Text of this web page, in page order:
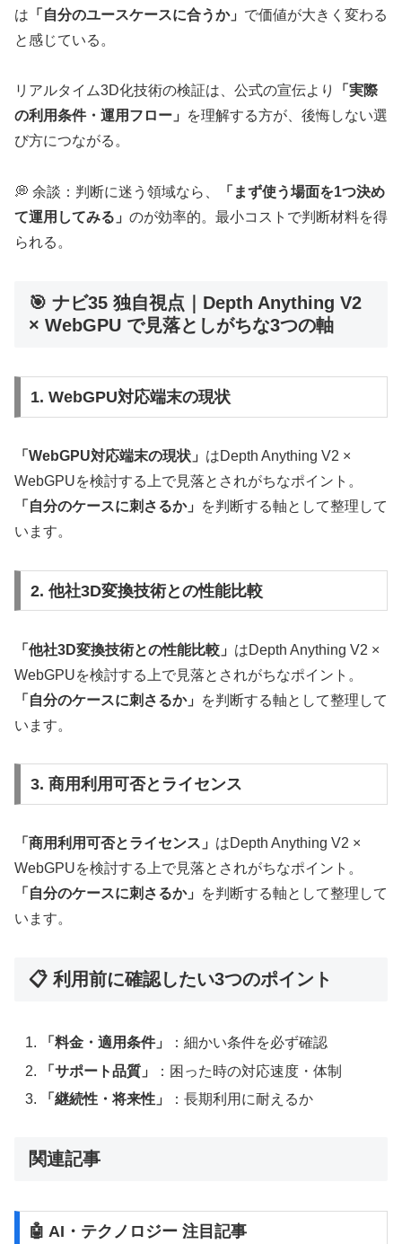
は 「自分のユースケースに合うか」 で価値が大きく変わる
と感じている。
リアルタイム3D化技術の検証は、公式の宣伝より
「実際
の利用条件・運用フロー」
を理解する方が、後悔しない選
び方につながる。
💭 余談：判断に迷う領域なら、
「まず使う場面を1つ決め
て運用してみる」 のが効率的。最小コストで判断材料を得
られる。
🎯 ナビ35 独自視点｜Depth Anything V2
× WebGPU で見落としがちな3つの軸
1. WebGPU対応端末の現状
「WebGPU対応端末の現状」 はDepth Anything V2 ×
WebGPUを検討する上で見落とされがちなポイント。
「自分のケースに刺さるか」
を判断する軸として整理して
います。
2. 他社3D変換技術との性能比較
「他社3D変換技術との性能比較」 はDepth Anything V2 ×
WebGPUを検討する上で見落とされがちなポイント。
「自分のケースに刺さるか」
を判断する軸として整理して
います。
3. 商用利用可否とライセンス
「商用利用可否とライセンス」 はDepth Anything V2 ×
WebGPUを検討する上で見落とされがちなポイント。
「自分のケースに刺さるか」
を判断する軸として整理して
います。
📋 利用前に確認したい3つのポイント
「料金・適用条件」
：細かい条件を必ず確認
「サポート品質」
：困った時の対応速度・体制
「継続性・将来性」
：長期利用に耐えるか
関連記事
🤖 AI・テクノロジー 注目記事